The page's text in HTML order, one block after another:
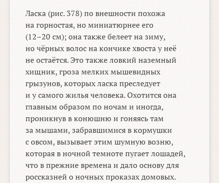
Ласка (рис. 378) по внешности похожа
на горностая, но миниатюрнее его
(12–20 см);она также белеет на зиму,
но чёрных волос на кончике хвоста у неё
не остаётся. Это также ловкий наземный
хищник, гроза мелких мышевидных
грызунов, которых ласка преследует
и у самого жилья человека. Охотится она
главным образом по ночам и иногда,
проникнув в конюшню и гоняясь там
за мышами, забравшимися в кормушки
с овсом, вызывает этим шумную возню,
которая в ночной темноте пугает лошадей,
что в прежние времена и дало основу для
россказней о ночных проказах домовых.